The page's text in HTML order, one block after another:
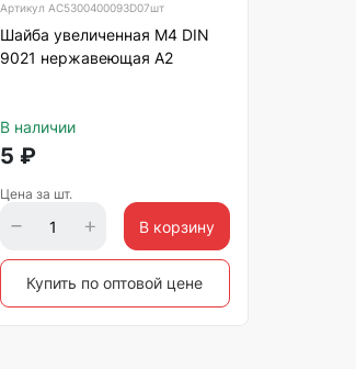
Артикул АС5300400093D07шт
Шайба увеличенная М4 DIN
9021 нержавеющая А2
В наличии
5 ₽
Цена за шт.
В корзину
Купить по оптовой цене